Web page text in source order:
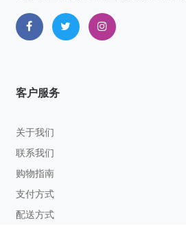
客户服务
关于我们
联系我们
购物指南
支付方式
配送方式